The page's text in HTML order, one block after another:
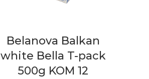
Belanova Balkan
white Bella T-pack
500g KOM 12